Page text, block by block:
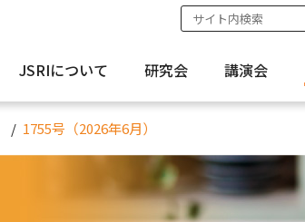
JSRIについて 研究会 講演会
1755号（2026年6月）